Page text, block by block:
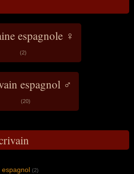
espagnole ♀
(2)
espagnol ♂
(20)
espagnol (2)